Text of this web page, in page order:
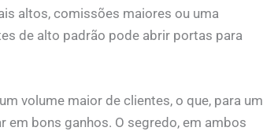
altos, comissões maiores ou uma
de alto padrão pode abrir portas para
volume maior de clientes, o que, para um
bons ganhos. O segredo, em ambos